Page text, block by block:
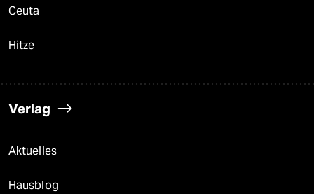
Ceuta
Hitze
Verlag
Aktuelles
Hausblog